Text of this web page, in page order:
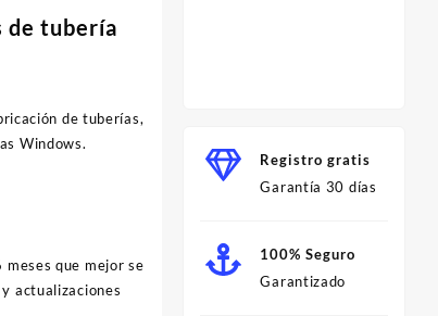
de tubería
de tuberías,
Windows.
que mejor se
actualizaciones
Registro gratis
Garantía 30 días
100% Seguro
Garantizado